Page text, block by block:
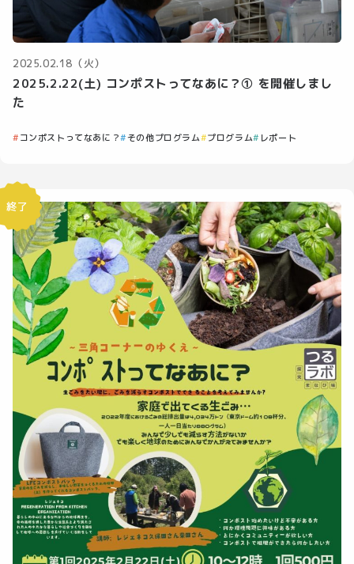
2025.02.18（火）
2025.2.22(土) コンポストってなあに？① を開催しまし
た
コンポストってなあに？ その他プログラム プログラム レポート
終了